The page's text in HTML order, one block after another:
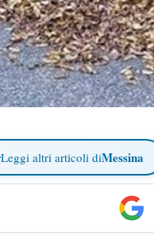
Leggi altri articoli diMessina